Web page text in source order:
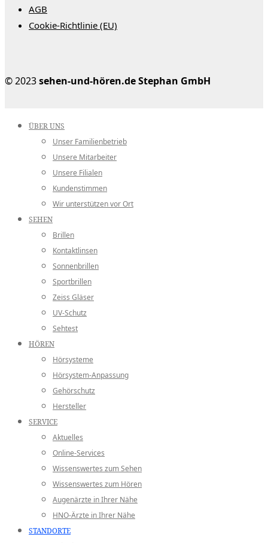
AGB
Cookie-Richtlinie (EU)
© 2023sehen-und-hören.de Stephan GmbH
ÜBER UNS
Unser Familienbetrieb
Unsere Mitarbeiter
Unsere Filialen
Kundenstimmen
Wir unterstützen vor Ort
SEHEN
Brillen
Kontaktlinsen
Sonnenbrillen
Sportbrillen
Zeiss Gläser
UV-Schutz
Sehtest
HÖREN
Hörsysteme
Hörsystem-Anpassung
Gehörschutz
Hersteller
SERVICE
Aktuelles
Online-Services
Wissenswertes zum Sehen
Wissenswertes zum Hören
Augenärzte in Ihrer Nähe
HNO-Ärzte in Ihrer Nähe
STANDORTE